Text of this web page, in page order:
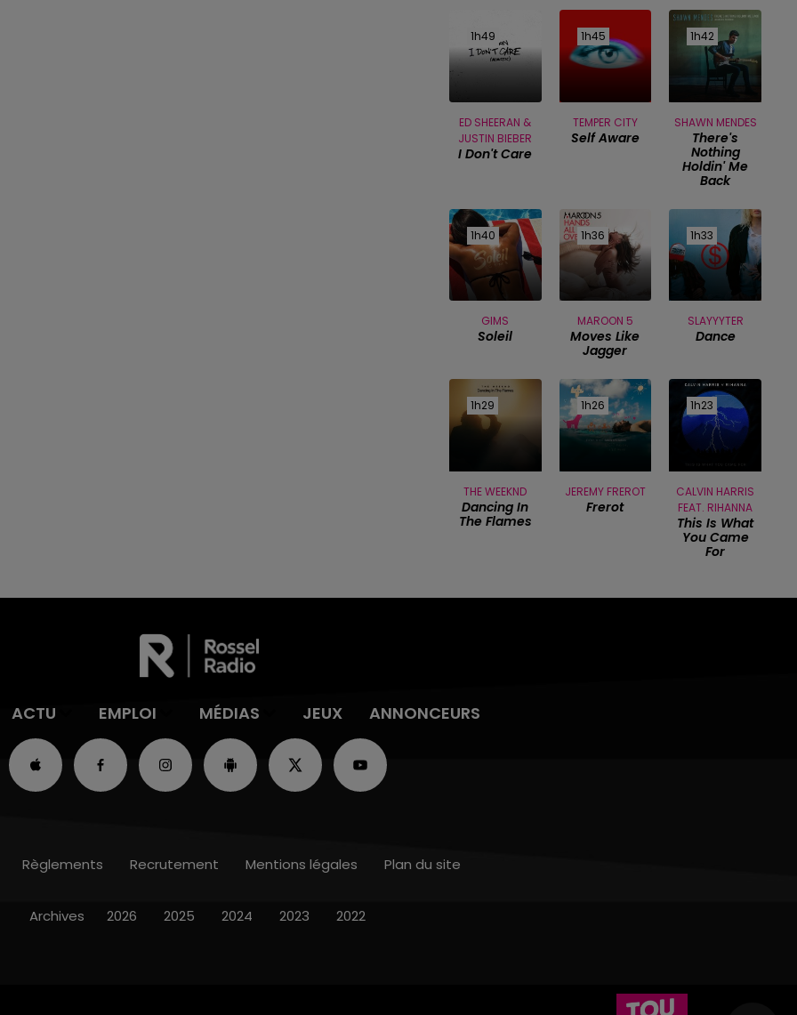
1h49
1h49
ED SHEERAN &
JUSTIN BIEBER
I Don't Care
1h45
1h45
TEMPER CITY
Self Aware
1h42
1h42
SHAWN MENDES
There's
Nothing
Holdin' Me
Back
1h40
1h40
GIMS
Soleil
1h36
1h36
MAROON 5
Moves Like
Jagger
1h33
1h33
SLAYYYTER
Dance
1h29
1h29
THE WEEKND
Dancing In
The Flames
1h26
1h26
JEREMY FREROT
Frerot
1h23
1h23
CALVIN HARRIS
FEAT. RIHANNA
This Is What
You Came
For
ACTU EMPLOI MÉDIAS JEUX ANNONCEURS
Règlements Recrutement Mentions légales Plan du site
Archives 2026 2025 2024 2023 2022